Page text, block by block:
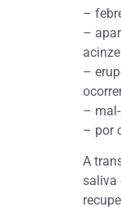
–
–
–
–
– por
A
saliva